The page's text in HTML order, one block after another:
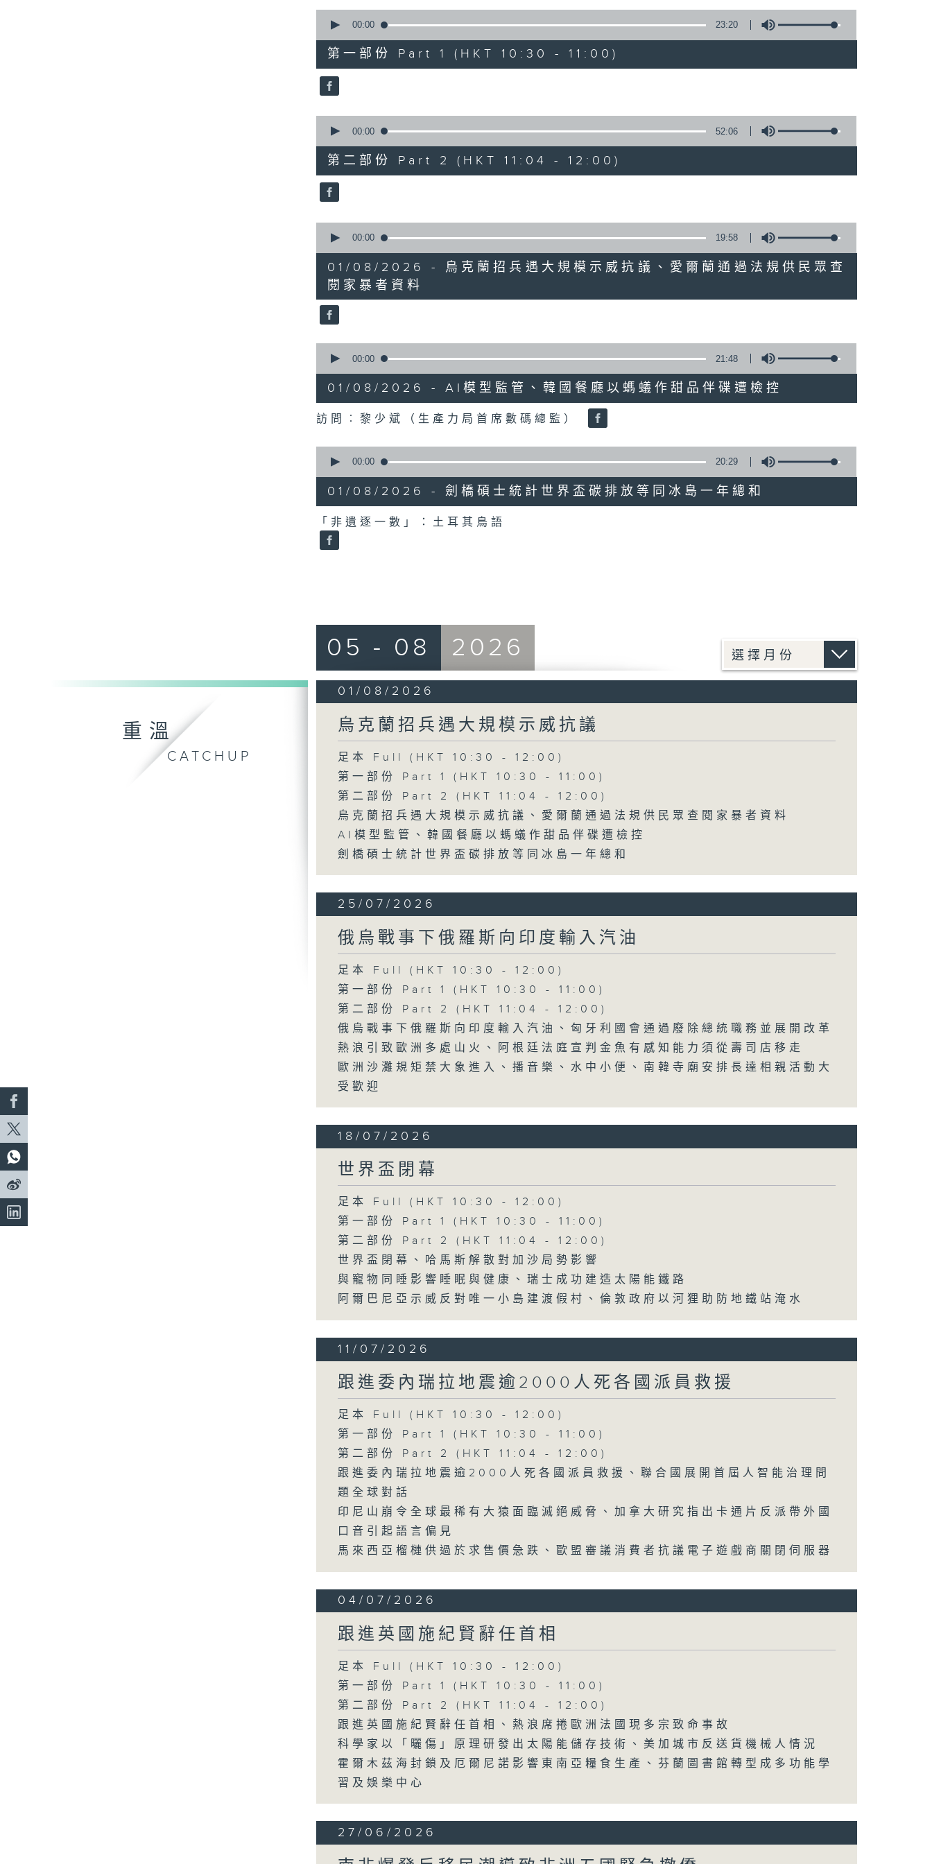
90%
seconds
23
minutes,
20
seconds
90%
00:00 23:20
第一部份 Part 1 (HKT 10:30 - 11:00)
seconds
52
minutes,
6
seconds
90%
00:00 52:06
第二部份 Part 2 (HKT 11:04 - 12:00)
seconds
19
minutes,
58
secondsVolume
90%
00:00 19:58
01/08/2026 - 烏克蘭招兵遇大規模示威抗議、愛爾蘭通過法規供民眾查
閱家暴者資料
seconds
21
minutes,
48
secondsVolume
90%
00:00 21:48
01/08/2026 - AI模型監管、韓國餐廳以螞蟻作甜品伴碟遭檢控
訪問︰黎少斌（生產力局首席數碼總監）
seconds
20
minutes,
29
seconds
Volume
90%
00:00 20:29
01/08/2026 - 劍橋碩士統計世界盃碳排放等同冰島一年總和
「非遺逐一數」：土耳其鳥語
重溫
CATCHUP
05 - 08 2026
01/08/2026
烏克蘭招兵遇大規模示威抗議
足本 Full (HKT 10:30 - 12:00)
第一部份 Part 1 (HKT 10:30 - 11:00)
第二部份 Part 2 (HKT 11:04 - 12:00)
烏克蘭招兵遇大規模示威抗議、愛爾蘭通過法規供民眾查閱家暴者資料
AI模型監管、韓國餐廳以螞蟻作甜品伴碟遭檢控
劍橋碩士統計世界盃碳排放等同冰島一年總和
25/07/2026
俄烏戰事下俄羅斯向印度輸入汽油
足本 Full (HKT 10:30 - 12:00)
第一部份 Part 1 (HKT 10:30 - 11:00)
第二部份 Part 2 (HKT 11:04 - 12:00)
俄烏戰事下俄羅斯向印度輸入汽油、匈牙利國會通過廢除總統職務並展開改革
熱浪引致歐洲多處山火、阿根廷法庭宣判金魚有感知能力須從壽司店移走
歐洲沙灘規矩禁大象進入、播音樂、水中小便、南韓寺廟安排長達相親活動大
受歡迎
18/07/2026
世界盃閉幕
足本 Full (HKT 10:30 - 12:00)
第一部份 Part 1 (HKT 10:30 - 11:00)
第二部份 Part 2 (HKT 11:04 - 12:00)
世界盃閉幕、哈馬斯解散對加沙局勢影響
與寵物同睡影響睡眠與健康、瑞士成功建造太陽能鐵路
阿爾巴尼亞示威反對唯一小島建渡假村、倫敦政府以河狸助防地鐵站淹水
11/07/2026
跟進委內瑞拉地震逾2000人死各國派員救援
足本 Full (HKT 10:30 - 12:00)
第一部份 Part 1 (HKT 10:30 - 11:00)
第二部份 Part 2 (HKT 11:04 - 12:00)
跟進委內瑞拉地震逾2000人死各國派員救援、聯合國展開首屆人智能治理問
題全球對話
印尼山崩令全球最稀有大猿面臨滅絕威脅、加拿大研究指出卡通片反派帶外國
口音引起語言偏見
馬來西亞榴槤供過於求售價急跌、歐盟審議消費者抗議電子遊戲商關閉伺服器
04/07/2026
跟進英國施紀賢辭任首相
足本 Full (HKT 10:30 - 12:00)
第一部份 Part 1 (HKT 10:30 - 11:00)
第二部份 Part 2 (HKT 11:04 - 12:00)
跟進英國施紀賢辭任首相、熱浪席捲歐洲法國現多宗致命事故
科學家以「曬傷」原理研發出太陽能儲存技術、美加城市反送貨機械人情況
霍爾木茲海封鎖及厄爾尼諾影響東南亞糧食生產、芬蘭圖書館轉型成多功能學
習及娛樂中心
27/06/2026